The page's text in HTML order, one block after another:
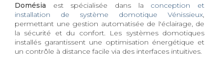
Domésia est spécialisée dans la conception et
installation de système domotique Vénissieux
permettant une gestion automatisée de l'éclairage, de
la sécurité et du confort. Les systèmes domotiques
installés garantissent une optimisation énergétique et
un contrôle à distance facile via des interfaces intuitives.